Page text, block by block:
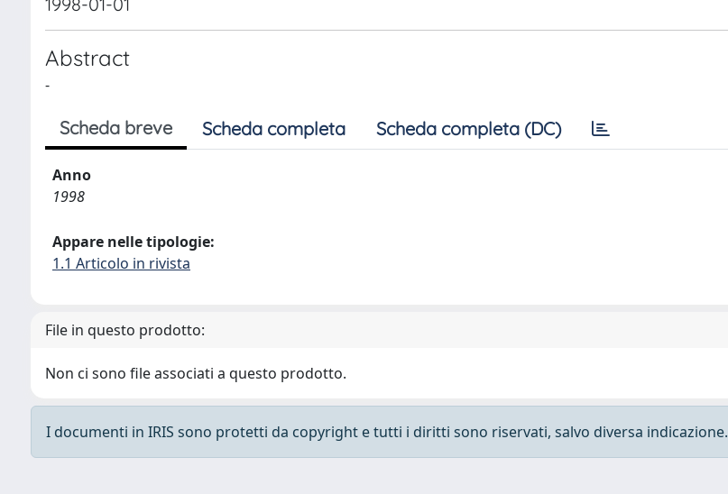
Abstract
-
Scheda breve Scheda completa Scheda completa (DC)
Anno
1998
Appare nelle tipologie:
1.1 Articolo in rivista
File in questo prodotto:
Non ci sono file associati a questo prodotto.
I documenti in IRIS sono protetti da copyright e tutti i diritti sono riservati, salvo diversa indicazione.